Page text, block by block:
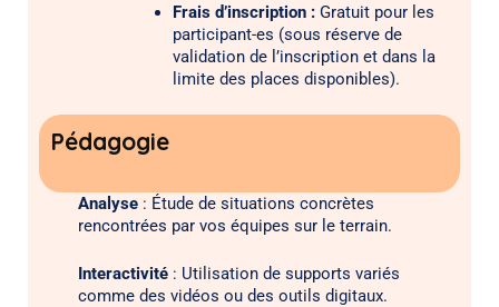
Frais d’inscription : Gratuit pour les
participant-es (sous réserve de
validation de l’inscription et dans la
limite des places disponibles).
Pédagogie
Analyse : Étude de situations concrètes
rencontrées par vos équipes sur le terrain.
Interactivité : Utilisation de supports variés
comme des vidéos ou des outils digitaux.